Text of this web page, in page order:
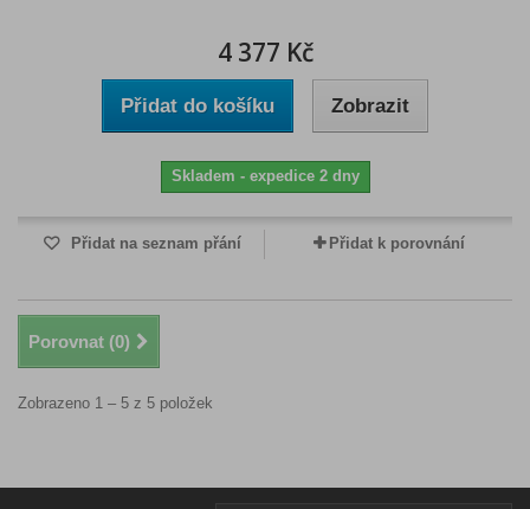
4 377 Kč
Přidat do košíku Zobrazit
Skladem - expedice 2 dny
Přidat na seznam přání Přidat k porovnání
Porovnat (0)
Zobrazeno 1 – 5 z 5 položek